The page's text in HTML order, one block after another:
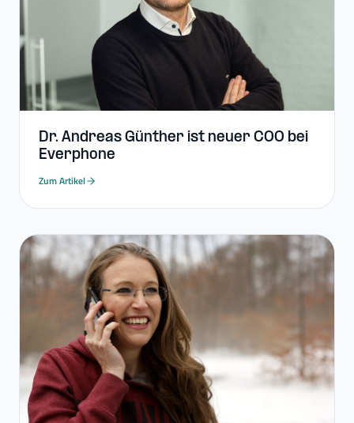
Dr. Andreas Günther ist neuer COO bei
Everphone
Zum Artikel